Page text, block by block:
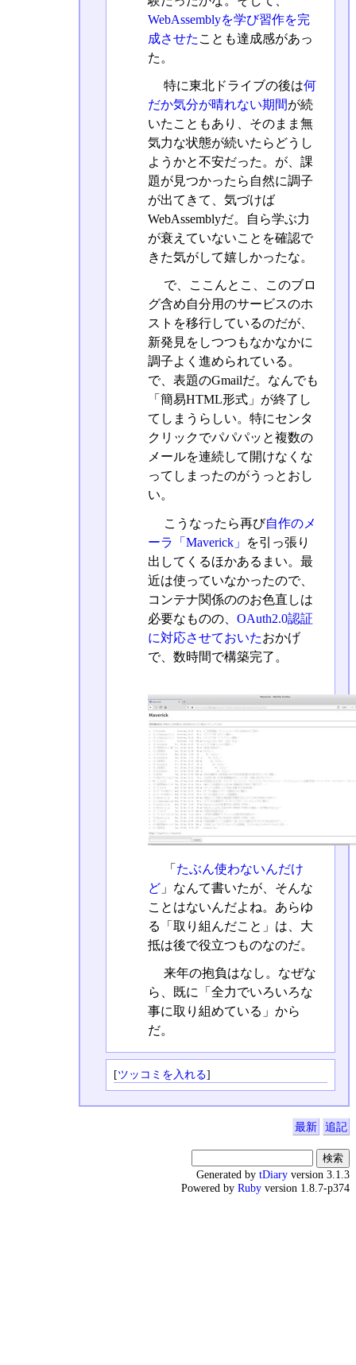
WebAssemblyを学び習作を完
成させた ことも達成感があっ
た。
特に東北ドライブの後は何
だか気分が晴れない期間が続
いたこともあり、そのまま無
気力な状態が続いたらどうし
ようかと不安だった。が、課
題が見つかったら自然に調子
が出てきて、気づけば
WebAssemblyだ。自ら学ぶ力
が衰えていないことを確認で
きた気がして嬉しかったな。
で、ここんとこ、このブロ
グ含め自分用のサービスのホ
ストを移行しているのだが、
新発見をしつつもなかなかに
調子よく進められている。
で、表題のGmailだ。なんでも
「簡易HTML形式」が終了し
てしまうらしい。特にセンタ
クリックでパパパッと複数の
メールを連続して開けなくな
ってしまったのがうっとおし
い。
こうなったら再び自作のメ
ーラ「Maverick」
を引っ張り
出してくるほかあるまい。最
近は使っていなかったので、
コンテナ関係ののお色直しは
必要なものの、 OAuth2.0認証
に対応させておいたおかげ
で、数時間で構築完了。
「 たぶん使わないんだけ
ど」なんて書いたが、そんな
ことはないんだよね。あらゆ
る「取り組んだこと」は、大
抵は後で役立つものなのだ。
来年の抱負はなし。なぜな
ら、既に「全力でいろいろな
事に取り組めている」から
だ。
[ツッコミを入れる]
最新 追記
Generated by tDiary version 3.1.3
Powered by Ruby version 1.8.7-p374